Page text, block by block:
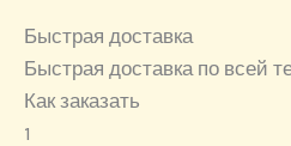
Быстрая доставка
Быстрая доставка по всей
Как заказать
1